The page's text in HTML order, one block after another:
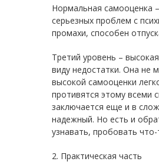
Нормальная самооценка
серьезных проблем с
промахи, способен
Третий уровень –
виду недостатки. Она не
высокой самооценки
противятся этому всеми
заключается еще и в
надежный. Но есть и
узнавать, пробовать
2. Практическая часть